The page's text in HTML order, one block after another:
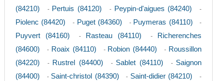
(84210)
- Pertuis (84120) - Peypin-d'aigues (84240) -
Piolenc (84420) - Puget (84360) - Puymeras (84110) -
Puyvert (84160) - Rasteau (84110) -
Richerenches
(84600)
- Roaix (84110) - Robion (84440) - Roussillon
(84220)
- Rustrel (84400) - Sablet (84110) - Saignon
(84400)
- Saint-christol (84390) - Saint-didier (84210) -